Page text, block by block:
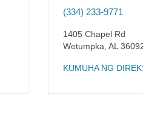
(334) 233-9771
1405 Chapel Rd
Wetumpka AL
KUMUHA NG